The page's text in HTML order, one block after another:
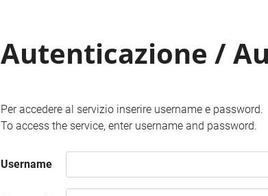
Autenticazione /
Per accedere al servizio inserire username e password.
To access the service, enter username and password.
Username